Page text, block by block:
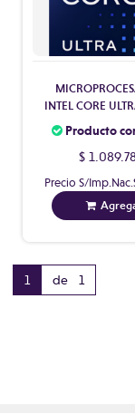
INTEL CORE
24 CORES C/
Producto
$
Precio S/Imp.Nac.
1 de 1